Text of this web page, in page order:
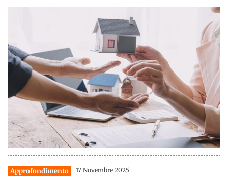
Approfondimento 17 Novembre 2025